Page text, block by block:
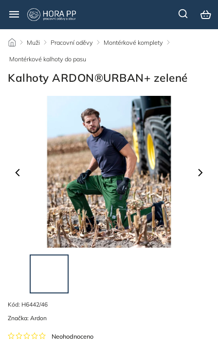
/ Muži / Pracovní oděvy / Montérkové komplety /
Montérkové kalhoty do pasu
Kalhoty ARDON®URBAN+ zelené
Kód: H6442/46
Neohodnoceno
Značka: Ardon